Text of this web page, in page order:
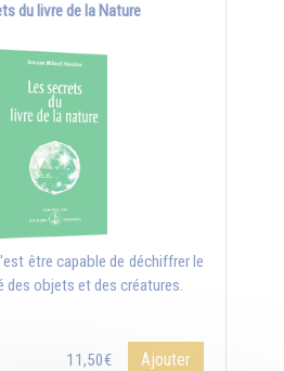
du livre de la Nature
être capable de déchiffrer le
objets et des créatures.
11,50€ Ajouter